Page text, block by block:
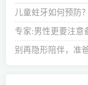
儿童蛀牙如何预防？
专家:男性更要注意
间
别再隐形陪伴，准